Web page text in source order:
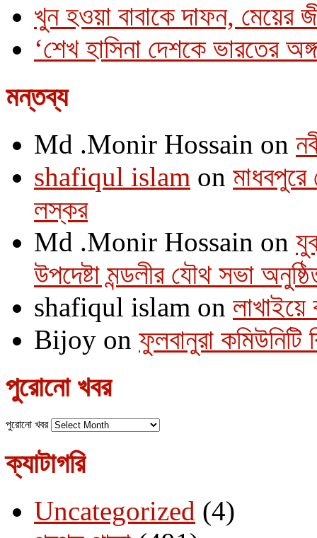
খুন হওয়া বাবাকে দাফন, মেয়ের
‘শেখ হাসিনা দেশকে ভারতের
মন্তব্য
Md .Monir Hossain on
shafiqul islam on
লস্কর
Md .Monir Hossain on
উপদেষ্টা মন্ডলীর যৌথ সভা
shafiqul islam on
Bijoy on ফুলবানুরা
পুরোনো খবর
পুরোনো খবর
ক্যাটাগরি
Uncategorized (4)